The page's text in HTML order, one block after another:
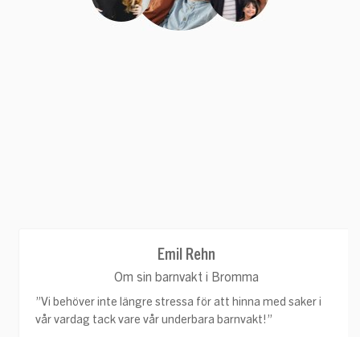
Emil Rehn
Om sin barnvakt i Bromma
”Vi behöver inte längre stressa för att hinna med saker i
vår vardag tack vare vår underbara barnvakt! ”